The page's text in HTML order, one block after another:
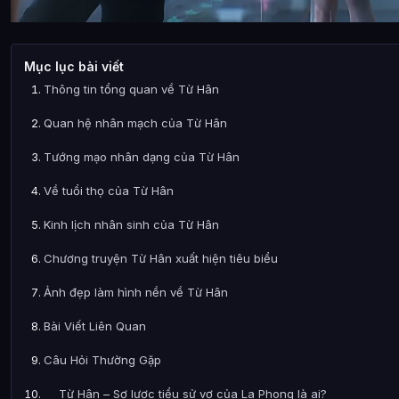
Mục lục bài viết
Thông tin tổng quan về Từ Hân
Quan hệ nhân mạch của Từ Hân
Tướng mạo nhân dạng của Từ Hân
Về tuổi thọ của Từ Hân
Kinh lịch nhân sinh của Từ Hân
Chương truyện Từ Hân xuất hiện tiêu biểu
Ảnh đẹp làm hình nền về Từ Hân
Bài Viết Liên Quan
Câu Hỏi Thường Gặp
Từ Hân – Sơ lược tiểu sử vợ của La Phong là ai?